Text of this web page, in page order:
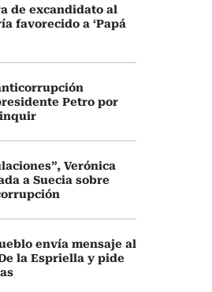
de excandidato al
favorecido a ‘Papá
Petro por
Verónica
a Suecia sobre
envía mensaje al
la Espriella y pide